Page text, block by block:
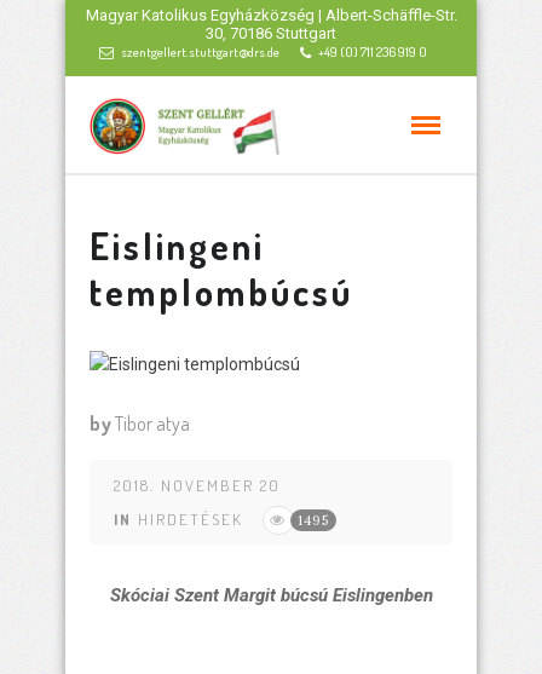
Magyar Katolikus Egyházközség | Albert-Schäffle-Str.
30, 70186 Stuttgart
szentgellert.stuttgart@drs.de +49 (0) 711 236 919 0
Eislingeni
templombúcsú
byTibor atya
2018. NOVEMBER 20
IN HIRDETÉSEK 1495
Skóciai Szent Margit búcsú Eislingenben